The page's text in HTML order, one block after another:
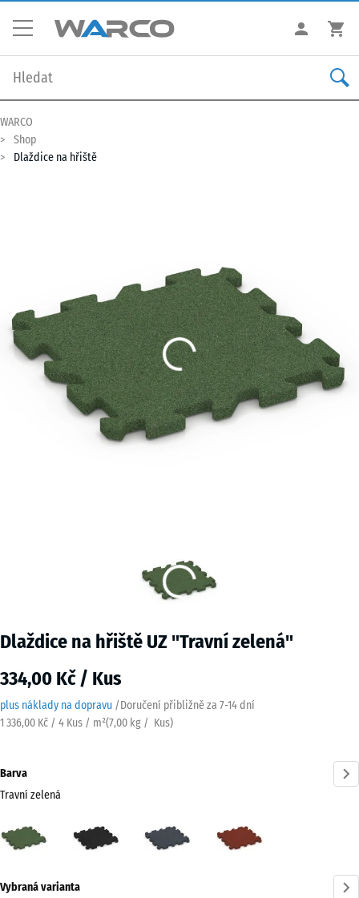
WARCO
Shop
Dlaždice na hřiště
Dlaždice na hřiště UZ "Travní zelená"
334,00 Kč / Kus
plus náklady na dopravu /Doručení přibližně za 7-14 dní
1 336,00 Kč / 4 Kus / m²(7,00 kg / Kus)
Barva
Travní zelená
zelená
Břidlicová
informací
Vybraná varianta